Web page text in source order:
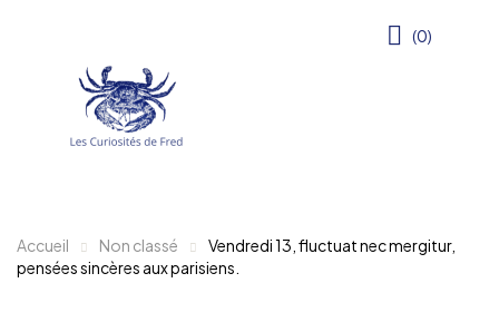
(0)
Accueil Non classé
Vendredi 13, fluctuat nec mergitur,
pensées sincères aux parisiens.